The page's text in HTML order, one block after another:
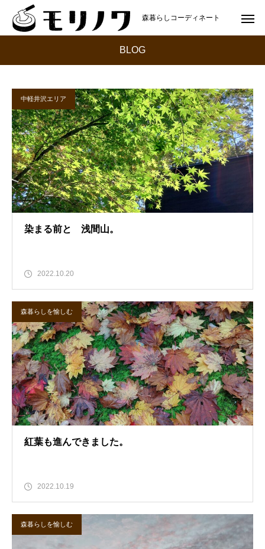
森暮らしコーディネート
BLOG
中軽井沢エリア
染まる前と 浅間山。
2022.10.20
森暮らしを愉しむ
紅葉も進んできました。
2022.10.19
森暮らしを愉しむ